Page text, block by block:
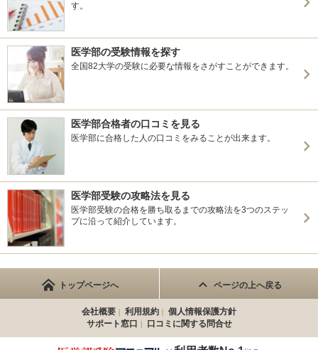
す。
医学部の受験情報を探す
全国82大学の受験に必要な情報をさがすことができます。
医学部合格者の口コミを見る
医学部に合格した人の口コミをみることが出来ます。
医学部受験の攻略法を見る
医学部受験の合格を勝ち取るまでの攻略法を3つのステッ
プに沿って紹介しています。
トップページへ ページの上へ戻る
会社概要 利用規約
個人情報保護方針
サポート窓口
口コミに関する問合せ